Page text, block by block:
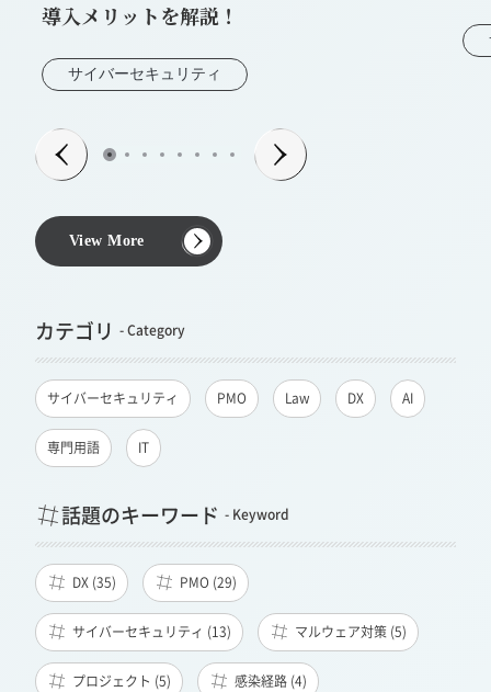
導入メリットを解説！
サイバーセキュリティ
View More
カテゴリ
サイバーセキュリティ PMO Law DX AI
専門用語 IT
話題のキーワード
DX (35) PMO (29)
サイバーセキュリティ (13) マルウェア対策 (5)
プロジェクト (5) 感染経路 (4)